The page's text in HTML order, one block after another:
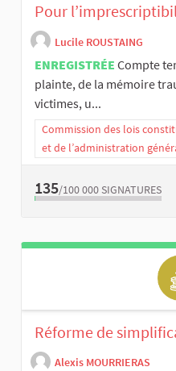
Pour
Lucile ROUSTAING
ENREGISTRÉE Compte
plainte, de la mémoire
victimes, u...
Commission des lois
et de l’administration
135/100 000 SIGNATURES
Réforme de
Alexis MOURRIERAS